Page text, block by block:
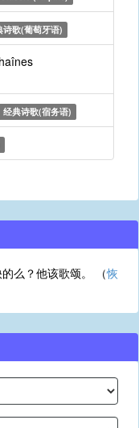
诗歌(葡萄牙语)
经典诗歌(宿务语)
么？他该歌颂。 （恢